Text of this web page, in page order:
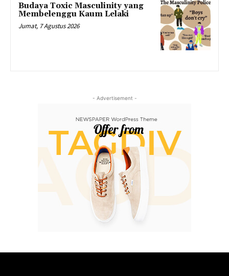
Budaya Toxic Masculinity yang
Membelenggu Kaum Lelaki
Jumat, 7 Agustus 2026
- Advertisement -